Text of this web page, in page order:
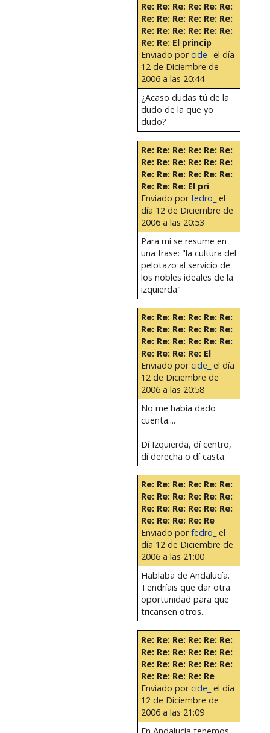
Re: Re: Re: Re: Re: Re:
Re: Re: Re: Re: Re: Re:
Re: Re: Re: Re: Re: Re:
Re: Re: El princip
Enviado porcide_ el día
12 de Diciembre de
2006 a las 20:44
¿Acaso dudas tú de la
dudo de la que yo
dudo?
Re: Re: Re: Re: Re: Re:
Re: Re: Re: Re: Re: Re:
Re: Re: Re: Re: Re: Re:
Re: Re: Re: El pri
Enviado porfedro_ el
día 12 de Diciembre de
2006 a las 20:53
Para mí se resume en
una frase: "la cultura del
pelotazo al servicio de
los nobles ideales de la
izquierda"
Re: Re: Re: Re: Re: Re:
Re: Re: Re: Re: Re: Re:
Re: Re: Re: Re: Re: Re:
Re: Re: Re: Re: El
Enviado porcide_ el día
12 de Diciembre de
2006 a las 20:58
No me había dado
cuenta....
Dí Izquierda, dí centro,
dí derecha o dí casta.
Re: Re: Re: Re: Re: Re:
Re: Re: Re: Re: Re: Re:
Re: Re: Re: Re: Re: Re:
Re: Re: Re: Re: Re
Enviado porfedro_ el
día 12 de Diciembre de
2006 a las 21:00
Hablaba de Andalucía.
Tendríais que dar otra
oportunidad para que
tricansen otros...
Re: Re: Re: Re: Re: Re:
Re: Re: Re: Re: Re: Re:
Re: Re: Re: Re: Re: Re:
Re: Re: Re: Re: Re
Enviado porcide_ el día
12 de Diciembre de
2006 a las 21:09